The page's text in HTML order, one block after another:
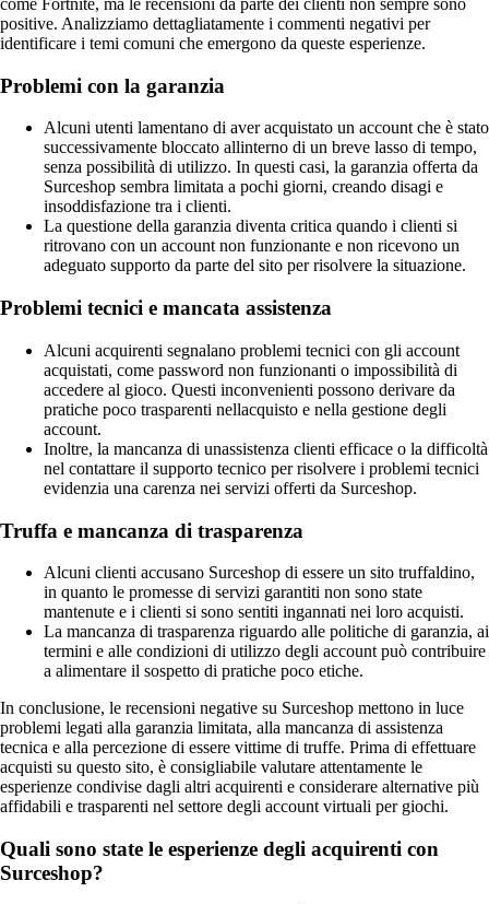
come Fortnite, ma le recensioni da parte dei clienti non sempre sono
positive. Analizziamo dettagliatamente i commenti negativi per
identificare i temi comuni che emergono da queste esperienze.
Problemi con la garanzia
Alcuni utenti lamentano di aver acquistato un account che è stato
successivamente bloccato allinterno di un breve lasso di tempo,
senza possibilità di utilizzo. In questi casi, la garanzia offerta da
Surceshop sembra limitata a pochi giorni, creando disagi e
insoddisfazione tra i clienti.
La questione della garanzia diventa critica quando i clienti si
ritrovano con un account non funzionante e non ricevono un
adeguato supporto da parte del sito per risolvere la situazione.
Problemi tecnici e mancata assistenza
Alcuni acquirenti segnalano problemi tecnici con gli account
acquistati, come password non funzionanti o impossibilità di
accedere al gioco. Questi inconvenienti possono derivare da
pratiche poco trasparenti nellacquisto e nella gestione degli
account.
Inoltre, la mancanza di unassistenza clienti efficace o la difficoltà
nel contattare il supporto tecnico per risolvere i problemi tecnici
evidenzia una carenza nei servizi offerti da Surceshop.
Truffa e mancanza di trasparenza
Alcuni clienti accusano Surceshop di essere un sito truffaldino,
in quanto le promesse di servizi garantiti non sono state
mantenute e i clienti si sono sentiti ingannati nei loro acquisti.
La mancanza di trasparenza riguardo alle politiche di garanzia, ai
termini e alle condizioni di utilizzo degli account può contribuire
a alimentare il sospetto di pratiche poco etiche.
In conclusione, le recensioni negative su Surceshop mettono in luce
problemi legati alla garanzia limitata, alla mancanza di assistenza
tecnica e alla percezione di essere vittime di truffe. Prima di effettuare
acquisti su questo sito, è consigliabile valutare attentamente le
esperienze condivise dagli altri acquirenti e considerare alternative più
affidabili e trasparenti nel settore degli account virtuali per giochi.
Quali sono state le esperienze degli acquirenti con
Surceshop?